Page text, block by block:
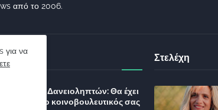
από το 2006.
Σύλλογος Δανειοληπτών: Θα έχει
συνέχεια ο κοινοβουλευτικός σας
Στελέχη
για να